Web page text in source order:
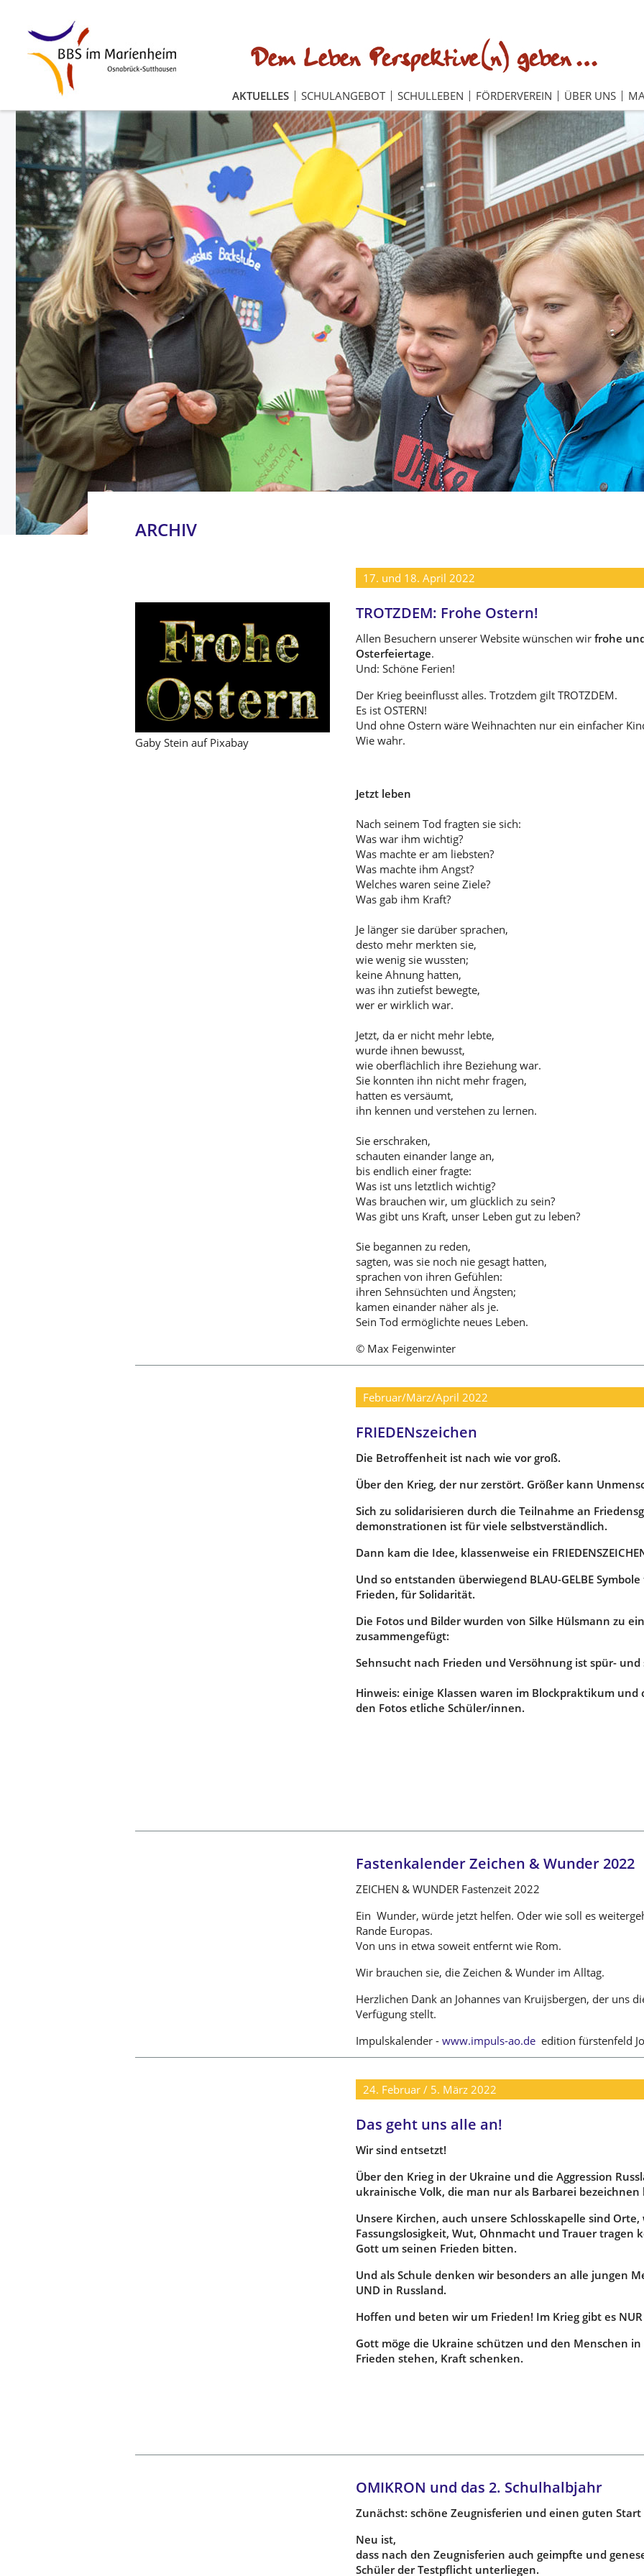
AKTUELLES SCHULANGEBOT SCHULLEBEN FÖRDERVEREIN ÜBER UNS
ARCHIV
17. und 18. April 2022
Gaby Stein auf Pixabay
TROTZDEM: Frohe Ostern!
Allen Besuchern unserer Website wünschen wirfrohe
Osterfeiertage.
Und: Schöne Ferien!
Der Krieg beeinflusst alles. Trotzdem gilt TROTZDEM.
Es ist OSTERN!
Und ohne Ostern wäre Weihnachten nur ein einfacher
Wie wahr.
Jetzt leben
Nach seinem Tod fragten sie sich:
Was war ihm wichtig?
Was machte er am liebsten?
Was machte ihm Angst?
Welches waren seine Ziele?
Was gab ihm Kraft?
Je länger sie darüber sprachen,
desto mehr merkten sie,
wie wenig sie wussten;
keine Ahnung hatten,
was ihn zutiefst bewegte,
wer er wirklich war.
Jetzt, da er nicht mehr lebte,
wurde ihnen bewusst,
wie oberflächlich ihre Beziehung war.
Sie konnten ihn nicht mehr fragen,
hatten es versäumt,
ihn kennen und verstehen zu lernen.
Sie erschraken,
schauten einander lange an,
bis endlich einer fragte:
Was ist uns letztlich wichtig?
Was brauchen wir, um glücklich zu sein?
Was gibt uns Kraft, unser Leben gut zu leben?
Sie begannen zu reden,
sagten, was sie noch nie gesagt hatten,
sprachen von ihren Gefühlen:
ihren Sehnsüchten und Ängsten;
kamen einander näher als je.
Sein Tod ermöglichte neues Leben.
© Max Feigenwinter
Februar/März/April 2022
FRIEDENszeichen
Die Betroffenheit ist nach wie vor groß.
Über den Krieg, der nur zerstört. Größer kann
Sich zu solidarisieren durch die Teilnahme an
demonstrationen ist für viele selbstverständlich.
Dann kam die Idee, klassenweise ein
Und so entstanden überwiegend BLAU-GELBE
Frieden, für Solidarität.
Die Fotos und Bilder wurden von Silke Hülsmann zu
zusammengefügt:
Sehnsucht nach Frieden und Versöhnung ist spür- und
Hinweis: einige Klassen waren im Blockpraktikum
den Fotos etliche Schüler/innen.
Fastenkalender Zeichen & Wunder 2022
ZEICHEN & WUNDER Fastenzeit 2022
Ein Wunder, würde jetzt helfen. Oder wie soll es
Rande Europas.
Von uns in etwa soweit entfernt wie Rom.
Wir brauchen sie, die Zeichen & Wunder im Alltag.
Herzlichen Dank an Johannes van Kruijsbergen, der uns
Verfügung stellt.
Impulskalender - www.impuls-ao.de edition fürstenfeld
24. Februar / 5. März 2022
Das geht uns alle an!
Wir sind entsetzt!
Über den Krieg in der Ukraine und die Aggression
ukrainische Volk, die man nur als Barbarei bezeichnen
Unsere Kirchen, auch unsere Schlosskapelle sind
Fassungslosigkeit, Wut, Ohnmacht und Trauer tragen
Gott um seinen Frieden bitten.
Und als Schule denken wir besonders an alle jungen
UND in Russland.
Hoffen und beten wir um Frieden! Im Krieg gibt es
Gott möge die Ukraine schützen und den Menschen
Frieden stehen, Kraft schenken.
OMIKRON und das 2. Schulhalbjahr
Zunächst: schöne Zeugnisferien und einen guten Start
Neu ist,
dass nach den Zeugnisferien auch geimpfte und
Schüler der Testpflicht unterliegen.